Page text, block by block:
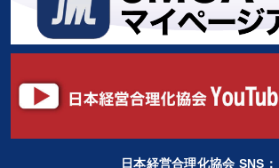
日本経営合理化協会 SNS：